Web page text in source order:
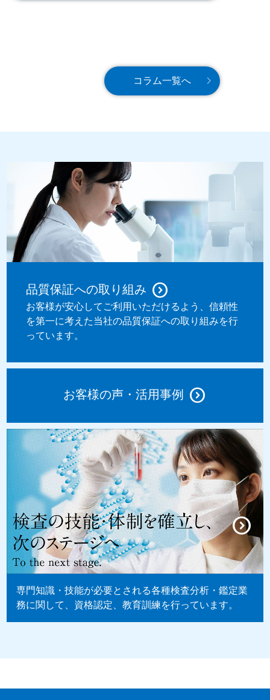
コラム一覧へ
品質保証への取り組み
お客様が安心してご利用いただけるよう、信頼性
を第一に考えた当社の品質保証への取り組みを行
っています。
お客様の声・活用事例
専門知識・技能が必要とされる各種検査分析・鑑定業
務に関して、資格認定、教育訓練を行っています。